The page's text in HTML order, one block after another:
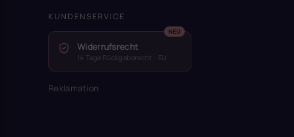
KUNDENSERVICE
Widerrufsrecht
14 Tage Rückgaberecht – EU
Reklamation